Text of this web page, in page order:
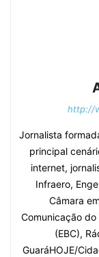
http://
Jornalista
principal
internet,
Infraero,
Câmara
Comunicação do
(EBC),
GuaráHOJE/